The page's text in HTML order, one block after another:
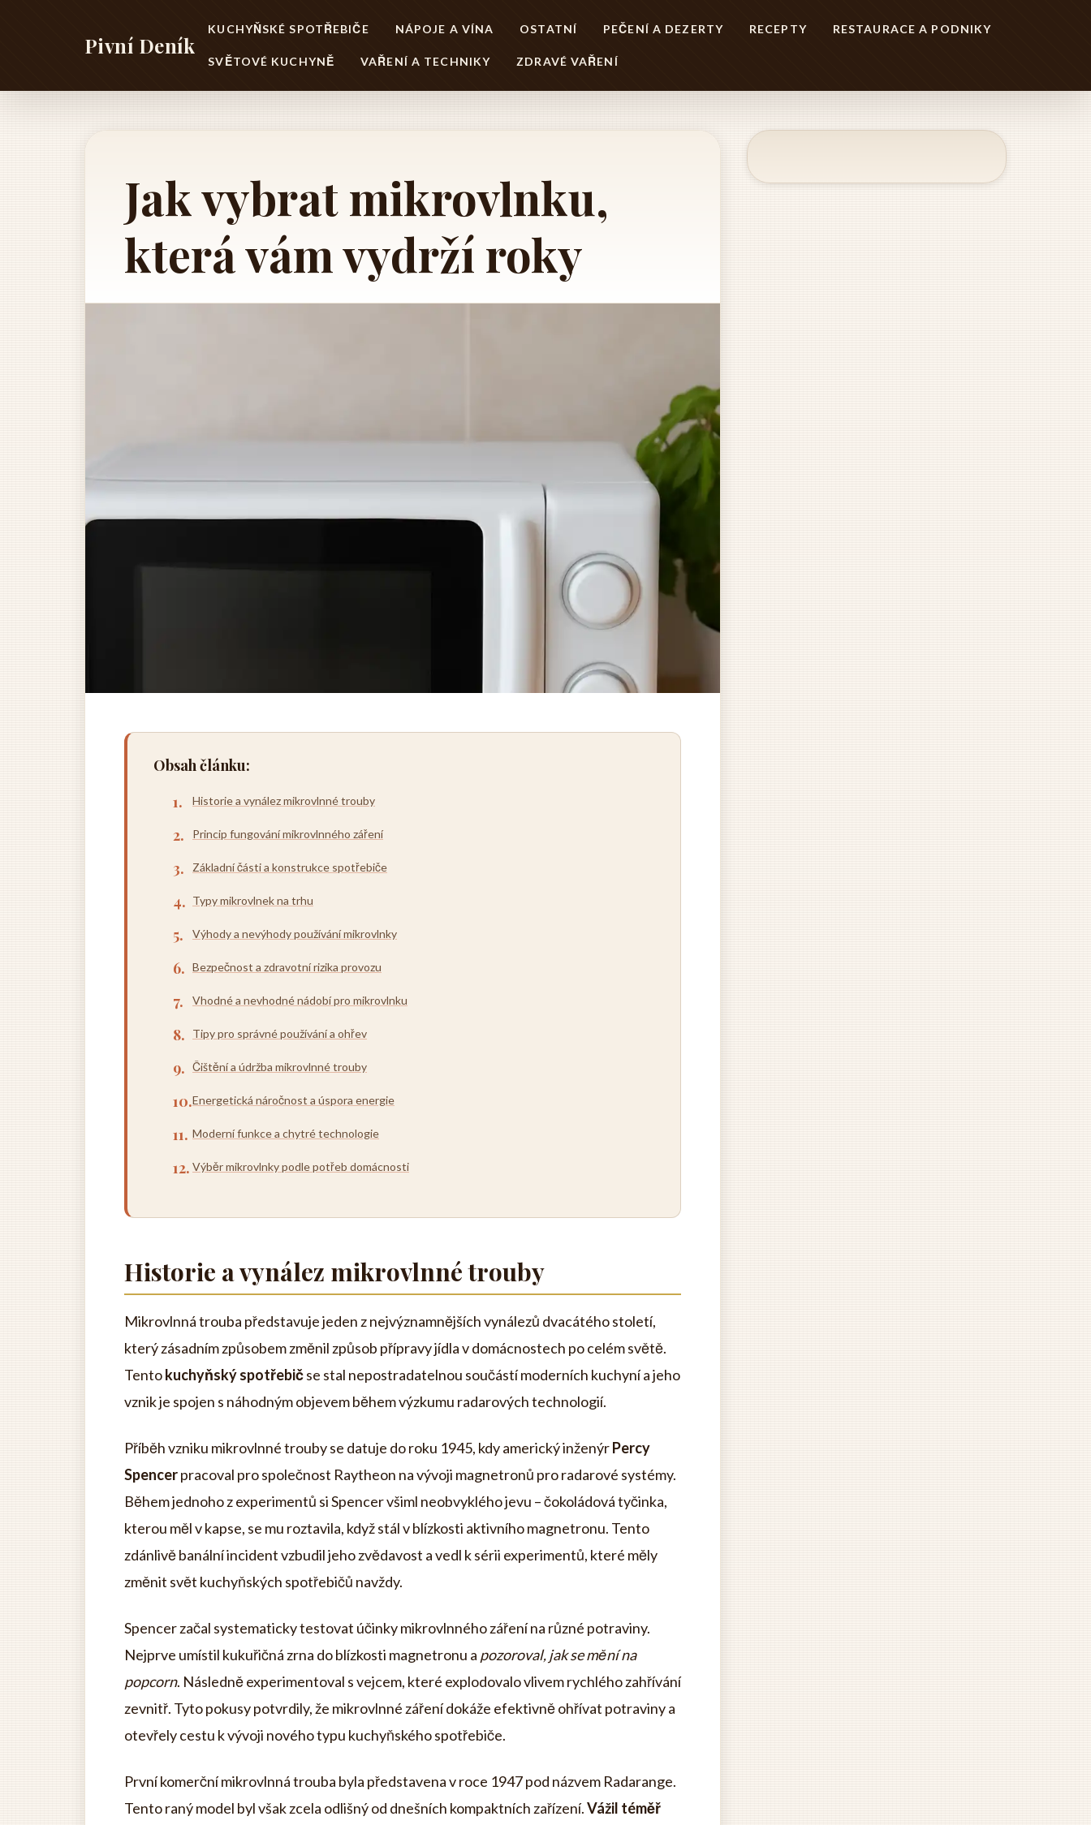
Pivní Deník
KUCHYŇSKÉ SPOTŘEBIČE NÁPOJE A VÍNA OSTATNÍ PEČENÍ A DEZERTY RECEPTY RESTAURACE A PODNIKY
SVĚTOVÉ KUCHYNĚ VAŘENÍ A TECHNIKY ZDRAVÉ VAŘENÍ
Jak vybrat mikrovlnku,
která vám vydrží roky
Obsah článku:
Historie a vynález mikrovlnné trouby
Princip fungování mikrovlnného záření
Základní části a konstrukce spotřebiče
Typy mikrovlnek na trhu
Výhody a nevýhody používání mikrovlnky
Bezpečnost a zdravotní rizika provozu
Vhodné a nevhodné nádobí pro mikrovlnku
Tipy pro správné používání a ohřev
Čištění a údržba mikrovlnné trouby
Energetická náročnost a úspora energie
Moderní funkce a chytré technologie
Výběr mikrovlnky podle potřeb domácnosti
Historie a vynález mikrovlnné trouby
Mikrovlnná trouba představuje jeden z nejvýznamnějších vynálezů dvacátého století,
který zásadním způsobem změnil způsob přípravy jídla v domácnostech po celém světě.
Tentokuchyňský spotřebičse stal nepostradatelnou součástí moderních kuchyní a jeho
vznik je spojen s náhodným objevem během výzkumu radarových technologií.
Příběh vzniku mikrovlnné trouby se datuje do roku 1945, kdy americký inženýrPercy
Spencerpracoval pro společnost Raytheon na vývoji magnetronů pro radarové systémy.
Během jednoho z experimentů si Spencer všiml neobvyklého jevu – čokoládová tyčinka,
kterou měl v kapse, se mu roztavila, když stál v blízkosti aktivního magnetronu. Tento
zdánlivě banální incident vzbudil jeho zvědavost a vedl k sérii experimentů, které měly
změnit svět kuchyňských spotřebičů navždy.
Spencer začal systematicky testovat účinky mikrovlnného záření na různé potraviny.
Nejprve umístil kukuřičná zrna do blízkosti magnetronu a pozoroval, jak se mění na
popcorn. Následně experimentoval s vejcem, které explodovalo vlivem rychlého zahřívání
zevnitř. Tyto pokusy potvrdily, že mikrovlnné záření dokáže efektivně ohřívat potraviny a
otevřely cestu k vývoji nového typu kuchyňského spotřebiče.
První komerční mikrovlnná trouba byla představena v roce 1947 pod názvem Radarange.
Tento raný model byl však zcela odlišný od dnešních kompaktních zařízení.Vážil téměř